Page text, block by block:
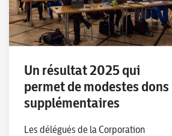
Un résultat 2025 qui
permet de modestes dons
supplémentaires
Les délégués de la Corporation